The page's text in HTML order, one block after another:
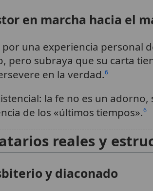
en marcha hacia el
una experiencia personal
pero subraya que su carta
en la verdad.6
la fe no es un
de los «últimos tiempos».6
reales y
y diaconado